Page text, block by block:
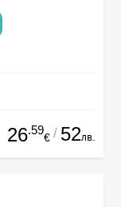
26.59
€ / 52лв.